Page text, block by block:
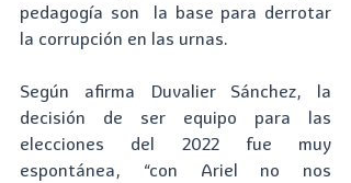
pedagogía son  la base para derrotar
la corrupción en las urnas.
Según afirma Duvalier Sánchez, la
decisión de ser equipo para las
elecciones del 2022 fue muy
espontánea, “con Ariel no nos